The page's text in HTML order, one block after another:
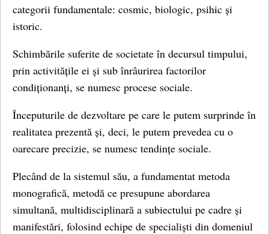
categorii fundamentale: cosmic, biologic, psihic și
istoric.
Schimbările suferite de societate în decursul timpului,
prin activitățile ei și sub înrâurirea factorilor
condiționanți, se numesc procese sociale.
Începuturile de dezvoltare pe care le putem surprinde în
realitatea prezentă și, deci, le putem prevedea cu o
oarecare precizie, se numesc tendințe sociale.
Plecând de la sistemul său, a fundamentat metoda
monografică, metodă ce presupune abordarea
simultană, multidisciplinară a subiectului pe cadre și
manifestări, folosind echipe de specialiști din domeniul